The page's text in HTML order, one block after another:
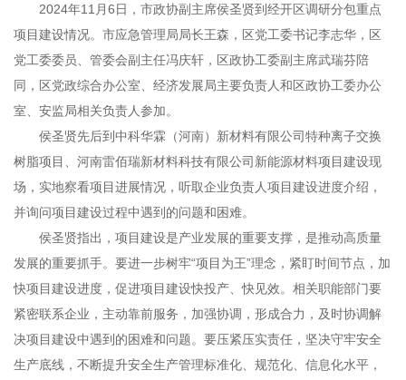
2024年11月6日，市政协副主席侯圣贤到经开区调研分包重点
项目建设情况。市应急管理局局长王森，区党工委书记李志华，区
党工委委员、管委会副主任冯庆轩，区政协工委副主席武瑞芬陪
同，区党政综合办公室、经济发展局主要负责人和区政协工委办公
室、安监局相关负责人参加。
侯圣贤先后到中科华霖（河南）新材料有限公司特种离子交换
树脂项目、河南雷佰瑞新材料科技有限公司新能源材料项目建设现
场，实地察看项目进展情况，听取企业负责人项目建设进度介绍，
并询问项目建设过程中遇到的问题和困难。
侯圣贤指出，项目建设是产业发展的重要支撑，是推动高质量
发展的重要抓手。要进一步树牢“项目为王”理念，紧盯时间节点，加
快项目建设进度，促进项目建设快投产、快见效。相关职能部门要
紧密联系企业，主动靠前服务，加强协调，形成合力，及时协调解
决项目建设中遇到的困难和问题。要压紧压实责任，坚决守牢安全
生产底线，不断提升安全生产管理标准化、规范化、信息化水平，